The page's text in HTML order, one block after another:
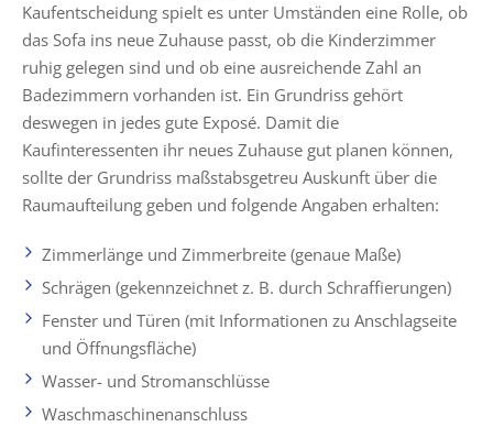
Kaufentscheidung spielt es unter Umständen eine Rolle, ob
das Sofa ins neue Zuhause passt, ob die Kinderzimmer
ruhig gelegen sind und ob eine ausreichende Zahl an
Badezimmern vorhanden ist. Ein Grundriss gehört
deswegen in jedes gute Exposé. Damit die
Kaufinteressenten ihr neues Zuhause gut planen können,
sollte der Grundriss maßstabsgetreu Auskunft über die
Raumaufteilung geben und folgende Angaben erhalten:
Zimmerlänge und Zimmerbreite (genaue Maße)
Schrägen (gekennzeichnet z. B. durch Schraffierungen)
Fenster und Türen (mit Informationen zu Anschlagseite
und Öffnungsfläche)
Wasser- und Stromanschlüsse
Waschmaschinenanschluss